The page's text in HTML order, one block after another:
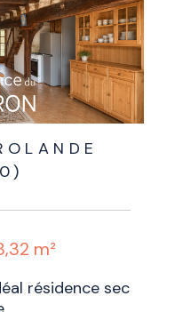
m²
résidence sec